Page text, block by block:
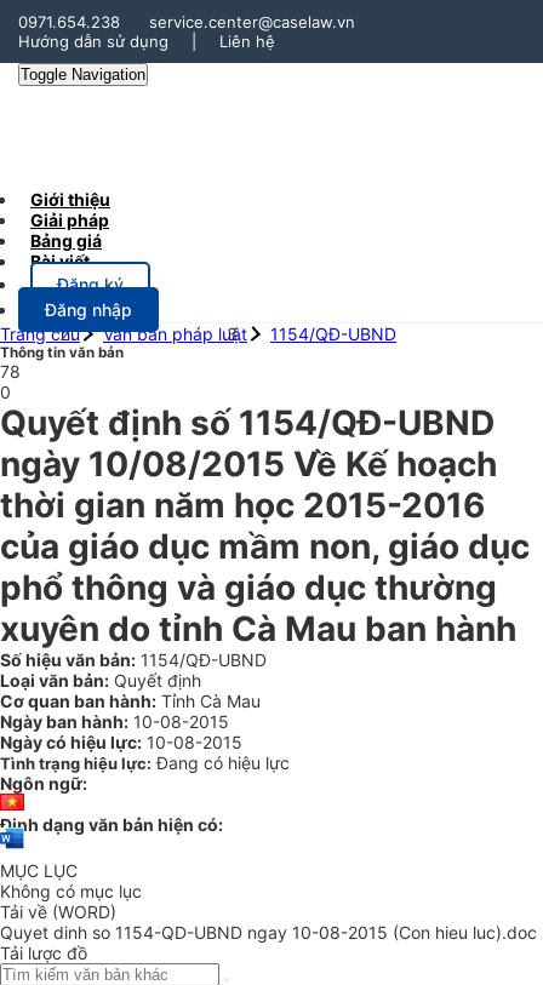
0971.654.238
service.center@caselaw.vn
Hướng dẫn sử dụng
Liên hệ
Toggle Navigation
Giới thiệu
Giải pháp
Bảng giá
Bài viết
Đăng ký
Đăng nhập
Trang chủ
Văn bản pháp luật 1154/QĐ-UBND
Thông tin văn bản
78
0
Quyết định số 1154/QĐ-UBND
ngày 10/08/2015 Về Kế hoạch
thời gian năm học 2015-2016
của giáo dục mầm non, giáo dục
phổ thông và giáo dục thường
xuyên do tỉnh Cà Mau ban hành
Số hiệu văn bản: 1154/QĐ-UBND
Loại văn bản: Quyết định
Cơ quan ban hành: Tỉnh Cà Mau
Ngày ban hành: 10-08-2015
Ngày có hiệu lực: 10-08-2015
Tình trạng hiệu lực: Đang có hiệu lực
Ngôn ngữ:
Định dạng văn bản hiện có:
MỤC LỤC
Không có mục lục
Tải về (WORD)
Quyet dinh so 1154-QD-UBND ngay 10-08-2015 (Con hieu luc).doc
Tải lược đồ